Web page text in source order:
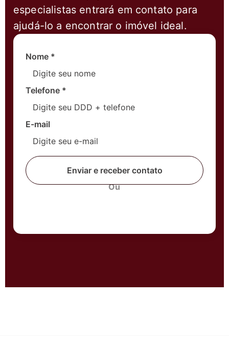
especialistas entrará em contato para
ajudá-lo a encontrar o imóvel ideal.
Nome *
Telefone *
E-mail
Enviar e receber contato
Ou